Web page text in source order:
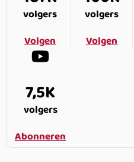
volgers
Volgen
volgers
Volgen
7,5K
volgers
Abonneren